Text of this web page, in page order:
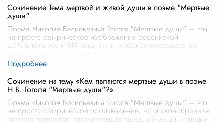
Сочинение Тема мертвой и живой души в поэме "Мертвые
души"
Поэма Николая Васильевича Гоголя "Мертвые души" – это
не просто сатирическое изображение российской
действительности XIX века, но и глубокое исследование
Сочинение на тему «Кем являются мертвые души в поэме
Н.В. Гоголя "Мертвые души"?»
Поэма Николая Васильевича Гоголя "Мертвые души" – это
не просто сатирическое произведение, но и своеобразная
галерея портретов, запечатлевшая ушедшие души, ставшие